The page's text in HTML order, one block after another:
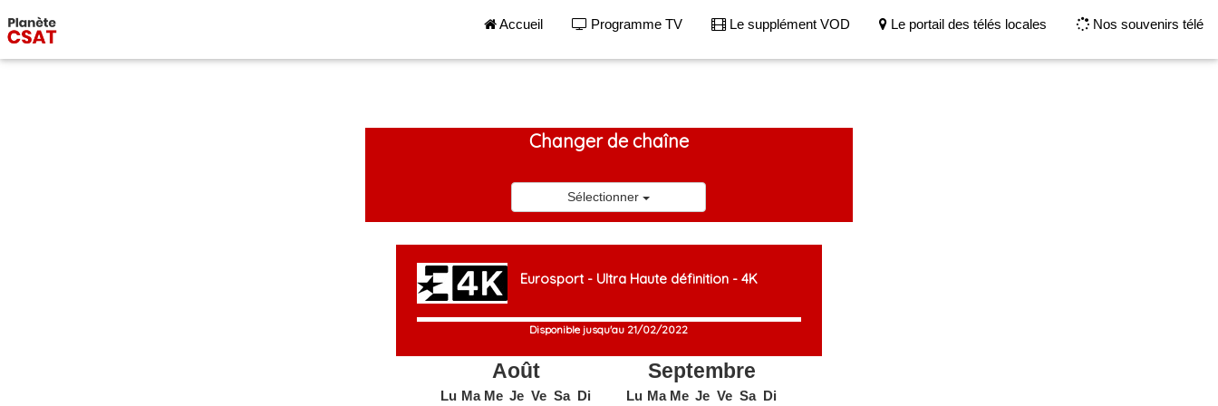
Accueil Programme TV Le supplément VOD Le portail des télés locales Nos souvenirs télé
Changer de chaîne
Sélectionner
Eurosport - Ultra Haute définition - 4K
Disponible jusqu'au 21/02/2022
Août
Lu Ma Me Je Ve Sa Di
Septembre
Lu Ma Me Je Ve Sa Di